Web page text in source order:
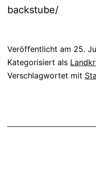
backstube/
Veröffentlicht am 25.
Kategorisiert als
Verschlagwortet mit